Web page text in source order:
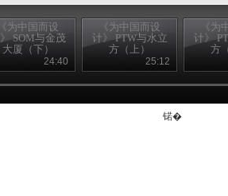
《为中国而设
SOM与金茂
大厦（下）
24:40
《为中国而设
计》 PTW与水立
方（上）
25:12
《为
计》
方
锘�